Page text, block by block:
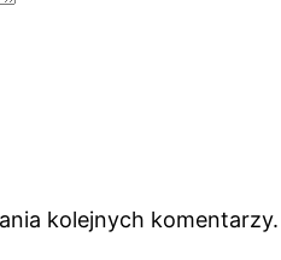
kolejnych komentarzy.